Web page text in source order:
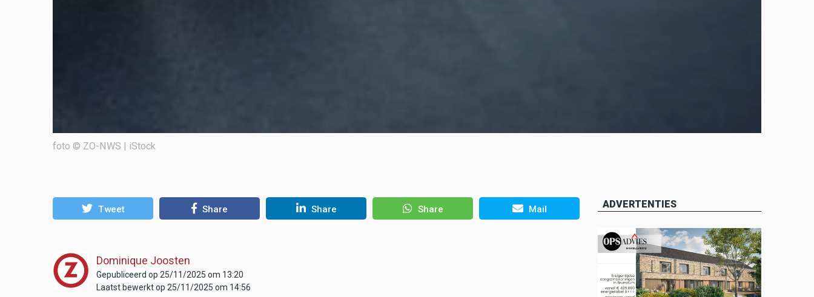
foto © ZO-NWS | iStock
Tweet Share Share Share Mail
Dominique Joosten
Gepubliceerd op 25/11/2025 om 13:20
Laatst bewerkt op 25/11/2025 om 14:56
ADVERTENTIES